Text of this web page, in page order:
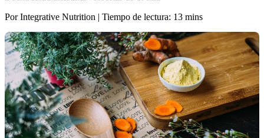
Por Integrative Nutrition | Tiempo de lectura: 13 mins